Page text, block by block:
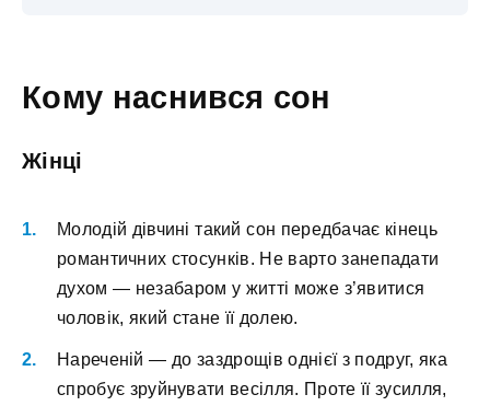
Кому наснився сон
Жінці
Молодій дівчині такий сон передбачає кінець
романтичних стосунків. Не варто занепадати
духом — незабаром у житті може з’явитися
чоловік, який стане її долею.
Нареченій — до заздрощів однієї з подруг, яка
спробує зруйнувати весілля. Проте її зусилля,